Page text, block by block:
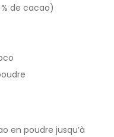
de cacao)
en poudre jusqu’à